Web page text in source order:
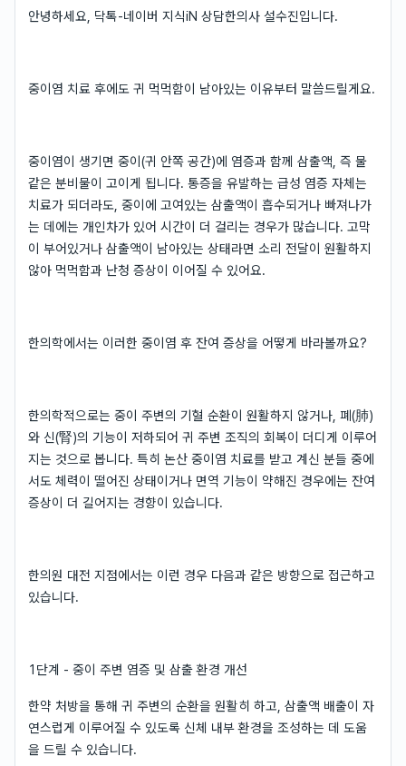
안녕하세요, 닥톡-네이버 지식iN 상담한의사 설수진입니다.
중이염 치료 후에도 귀 먹먹함이 남아있는 이유부터 말씀드릴게요.
중이염이 생기면 중이(귀 안쪽 공간)에 염증과 함께 삼출액, 즉 물
같은 분비물이 고이게 됩니다. 통증을 유발하는 급성 염증 자체는
치료가 되더라도, 중이에 고여있는 삼출액이 흡수되거나 빠져나가
는 데에는 개인차가 있어 시간이 더 걸리는 경우가 많습니다. 고막
이 부어있거나 삼출액이 남아있는 상태라면 소리 전달이 원활하지
않아 먹먹함과 난청 증상이 이어질 수 있어요.
한의학에서는 이러한 중이염 후 잔여 증상을 어떻게 바라볼까요?
한의학적으로는 중이 주변의 기혈 순환이 원활하지 않거나, 폐(肺)
와 신(腎)의 기능이 저하되어 귀 주변 조직의 회복이 더디게 이루어
지는 것으로 봅니다. 특히 논산 중이염 치료를 받고 계신 분들 중에
서도 체력이 떨어진 상태이거나 면역 기능이 약해진 경우에는 잔여
증상이 더 길어지는 경향이 있습니다.
한의원 대전 지점에서는 이런 경우 다음과 같은 방향으로 접근하고
있습니다.
1단계 - 중이 주변 염증 및 삼출 환경 개선
한약 처방을 통해 귀 주변의 순환을 원활히 하고, 삼출액 배출이 자
연스럽게 이루어질 수 있도록 신체 내부 환경을 조성하는 데 도움
을 드릴 수 있습니다.